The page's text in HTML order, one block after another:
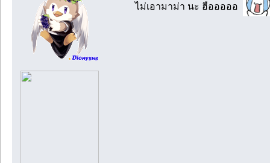
ไม่เอามาม่า นะ ฮือออออ